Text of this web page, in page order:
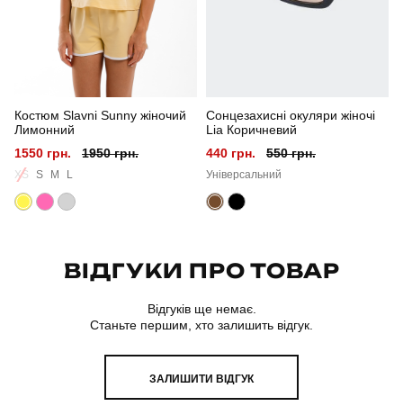
Склад тканини 95% бавовна, 5% еластан
Країна - виробник
Костюм Slavni Sunny жіночий
Лимонний
1550 грн.
1950 грн.
XS S M L
Сонцезахисні окуляри жіночі
Lia Коричневий
440 грн.
550 грн.
Універсальний
ВІДГУКИ ПРО ТОВАР
Відгуків ще немає.
Станьте першим, хто залишить відгук.
ЗАЛИШИТИ ВІДГУК